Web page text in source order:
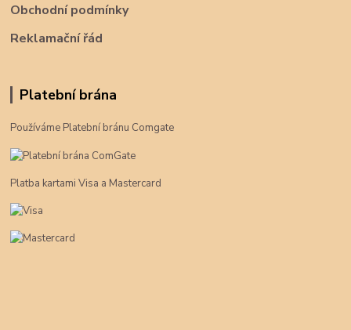
Obchodní podmínky
Reklamační řád
Platební brána
Používáme Platební bránu Comgate
Platba kartami Visa a Mastercard